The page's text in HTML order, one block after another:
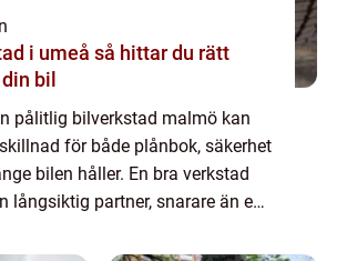
så hittar du rätt
bil
pålitlig bilverkstad malmö kan
för både plånbok, säkerhet
bilen håller. En bra verkstad
långsiktig partner, snarare än en